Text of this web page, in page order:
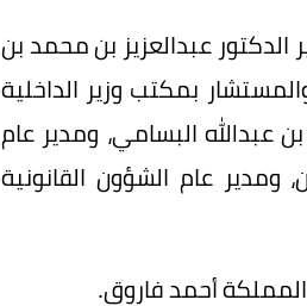
الدكتور عبدالعزيز بن محمد بن
بمكتب وزير الداخلية
عبدالله البسامي، ومدير عام
ومدير عام الشؤون القانونية
أحمد فاروق.